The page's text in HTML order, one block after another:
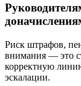
Риск штрафов,
внимания — это
корректную
эскалации.